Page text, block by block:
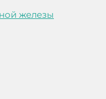
железы